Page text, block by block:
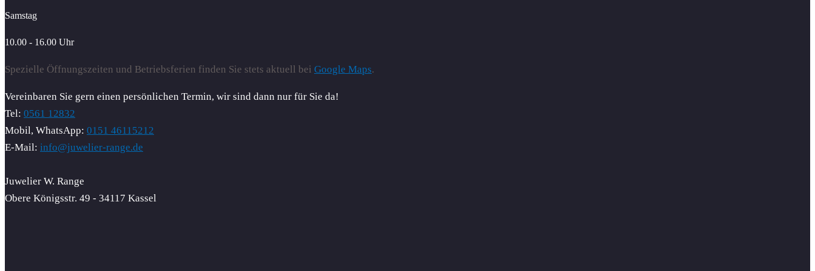
Samstag
10.00 - 16.00 Uhr
Spezielle Öffnungszeiten und Betriebsferien finden Sie stets aktuell bei Google Maps.
Vereinbaren Sie gern einen persönlichen Termin, wir sind dann nur für Sie da!
Tel: 0561 12832
Mobil, WhatsApp: 0151 46115212
E-Mail: info@juwelier-range.de
Juwelier W. Range
Obere Königsstr. 49 - 34117 Kassel